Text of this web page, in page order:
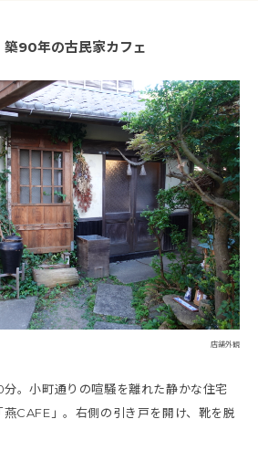
90年の古民家カフェ
店舗外観
。小町通りの喧騒を離れた静かな住宅
CAFE」。右側の引き戸を開け、靴を脱